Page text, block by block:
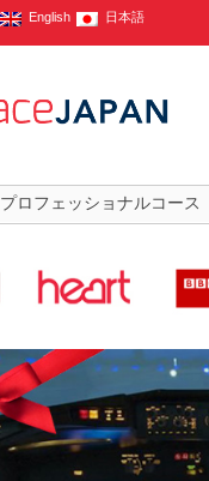
English 日本語
プロフェッショナルコース